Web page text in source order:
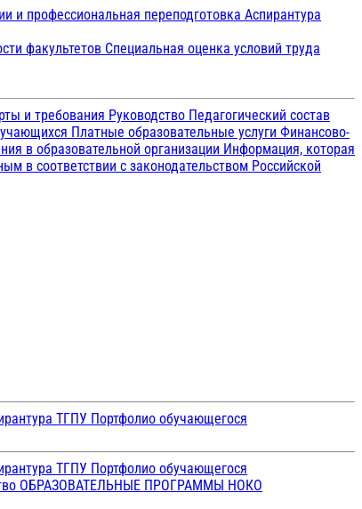
и профессиональная переподготовка Аспирантура
факультетов Специальная оценка условий труда
и требования Руководство Педагогический состав
Платные образовательные услуги Финансово-
в образовательной организации Информация, которая
в соответствии с законодательством Российской
ТГПУ Портфолио обучающегося
ТГПУ Портфолио обучающегося
ОБРАЗОВАТЕЛЬНЫЕ ПРОГРАММЫ НОКО